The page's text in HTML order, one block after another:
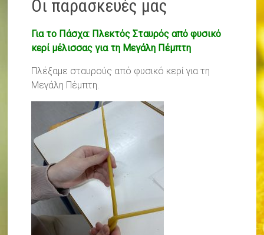
Οι παρασκευές μας
Για το Πάσχα: Πλεκτός Σταυρός από φυσικό
κερί μέλισσας για τη Μεγάλη Πέμπτη
Πλέξαμε σταυρούς από φυσικό κερί για τη
Μεγάλη Πέμπτη.